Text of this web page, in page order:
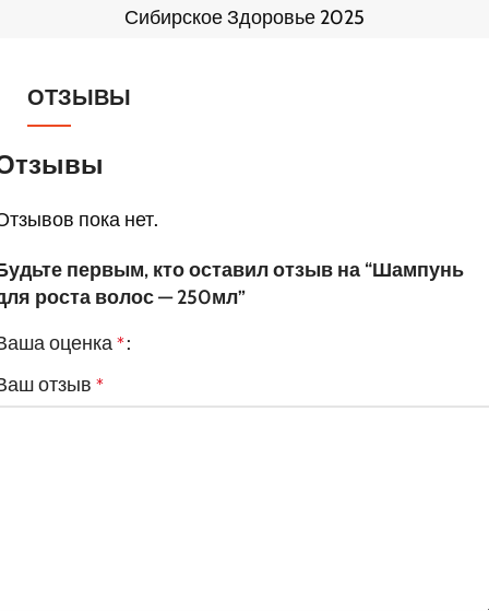
Сибирское Здоровье 2025
ОТЗЫВЫ
пока нет.
первым, кто оставил отзыв на “Шампунь
роста волос — 250мл”
оценка *
отзыв *